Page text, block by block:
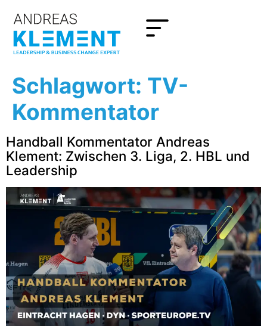
Schlagwort: TV-
Kommentator
Handball Kommentator Andreas
Klement: Zwischen 3. Liga, 2. HBL und
Leadership